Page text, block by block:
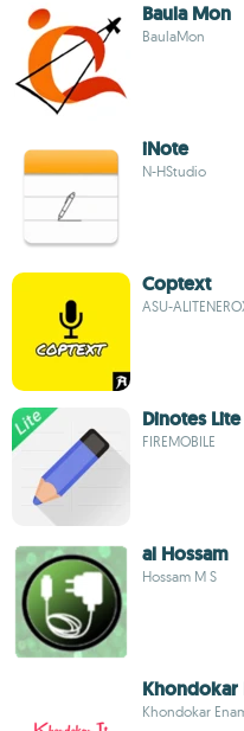
Baula Mon
BaulaMon
iNote
N-HStudio
Coptext
ASU-
Dinotes Lite
FIREMOBILE
al Hossam
Hossam M S
Khondokar
Khondokar